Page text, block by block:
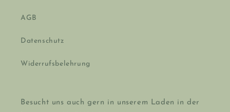
AGB
Datenschutz
Widerrufsbelehrung
Besucht uns auch gern in unserem Laden in der